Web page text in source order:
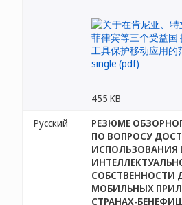
455 KB
Русский
РЕЗЮМЕ
ПО ВОПРОСУ
ИСПОЛЬЗОВАНИЯ
СОБСТВЕННОСТИ
МОБИЛЬНЫХ
СТРАНАХ-